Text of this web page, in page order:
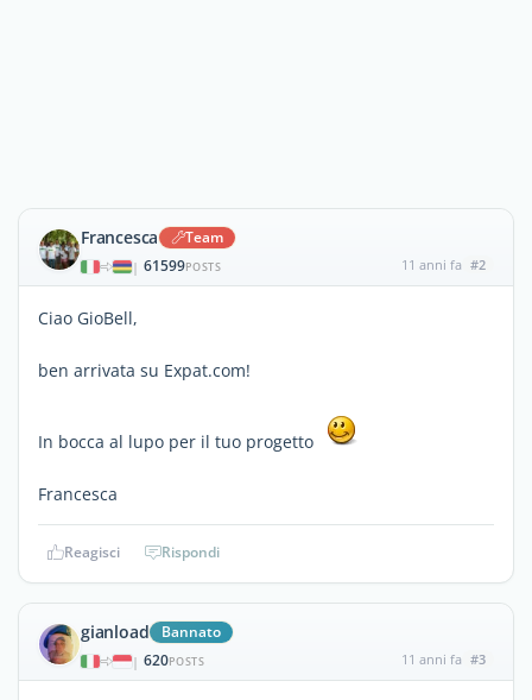
Francesca Team
| 61599POSTS 11 anni fa #2
Ciao GioBell,
ben arrivata su Expat.com!
In bocca al lupo per il tuo progetto
Francesca
Reagisci Rispondi
gianload Bannato
| 620POSTS 11 anni fa #3